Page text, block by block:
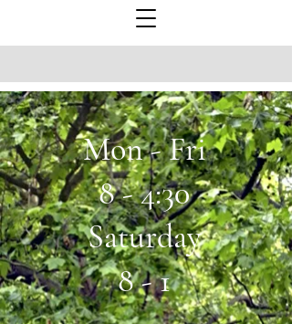
Mon - Fri
8 - 4:30
Saturday
8 - 1